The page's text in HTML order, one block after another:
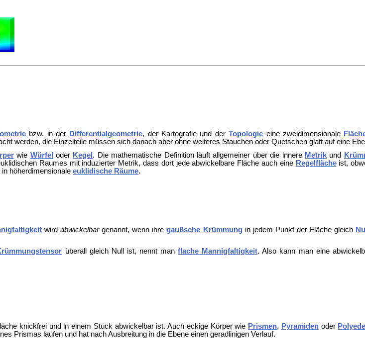
bzw. in der Differentialgeometrie, der Kartografie und derTopologie eine zweidimensionale
werden, die Einzelteile müssen sich danach aber ohne weiteres Stauchen oder Quetschen glatt auf eine
wie Würfel oder Kegel . Die mathematische Definition läuft allgemeiner über die innere Metrikund
Raumes mit induzierter Metrik, dass dort jede abwickelbare Fläche auch eine Regelflächeist,
höherdimensionale euklidische Räume.
wirdabwickelbargenannt, wenn ihregaußsche Krümmungin jedem Punkt der Fläche gleich
überall gleich Null ist, nennt manflache Mannigfaltigkeit. Also kann man eine
knickfrei und in einem Stück abwickelbar ist. Auch eckige Körper wie Prismen, Pyramidenoder
Prismas laufen und hat nach Ausbreitung in die Ebene einen geradlinigen Verlauf.